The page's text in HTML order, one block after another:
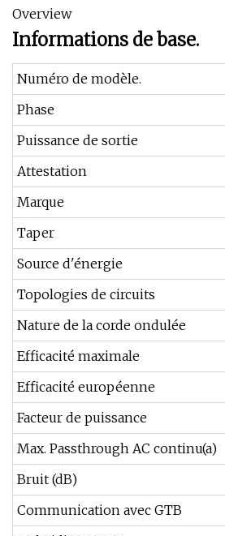
Overview
Informations de base.
Numéro de modèle.
Phase
Puissance de sortie
Attestation
Marque
Taper
Source d'énergie
Topologies de circuits
Nature de la corde ondulée
Efficacité maximale
Efficacité européenne
Facteur de puissance
Max. Passthrough AC continu(a)
Bruit (dB)
Communication avec GTB